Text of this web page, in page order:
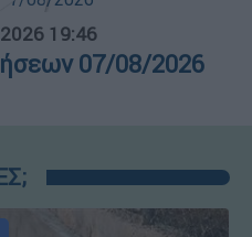
19:46
07/08/2026